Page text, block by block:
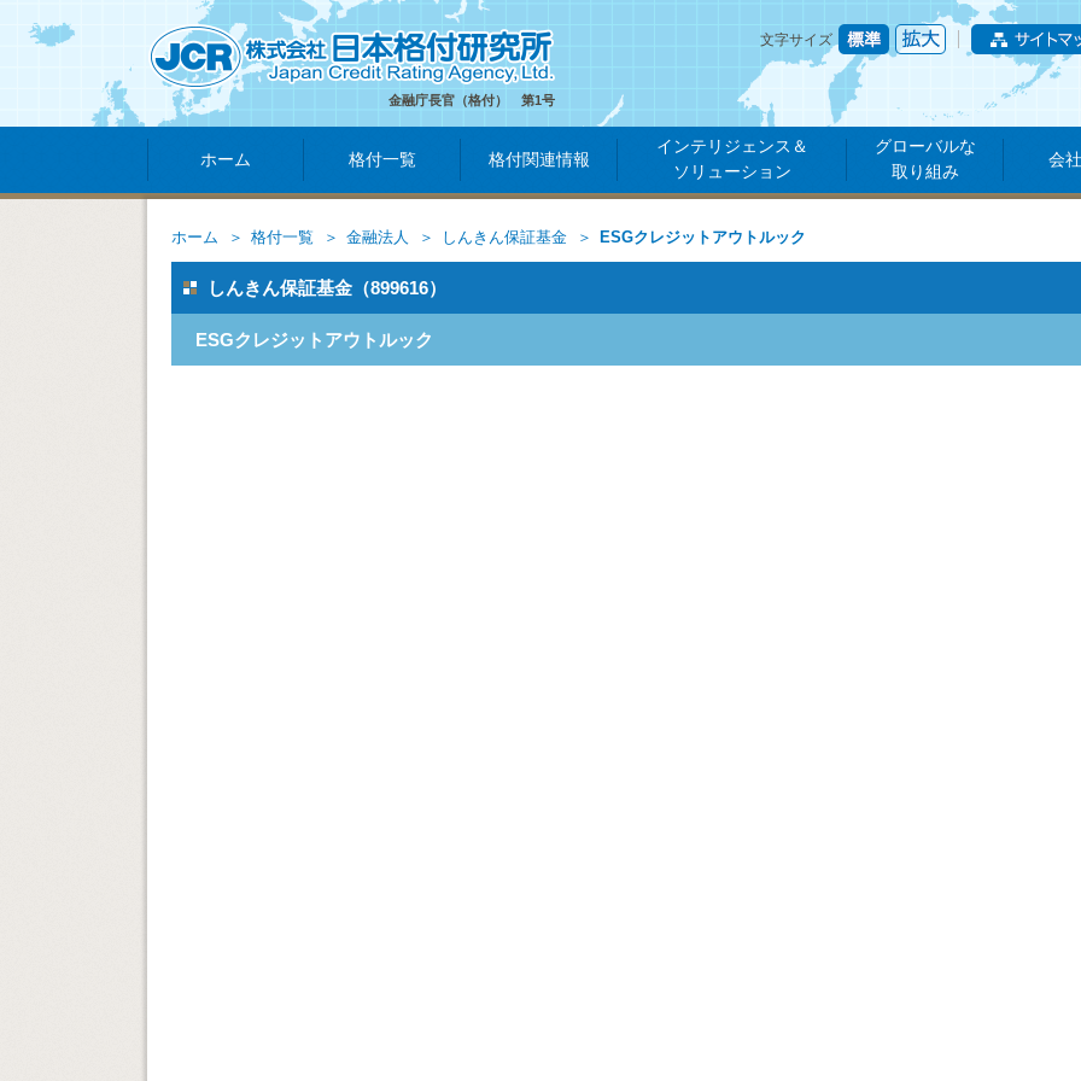
金融庁長官（格付） 第1号
文字サイズ
ホーム 格付一覧 格付関連情報
インテリジェンス＆
ソリューション
グローバルな
取り組み
会
ホーム 格付一覧 金融法人 しんきん保証基金 ESGクレジットアウトルック
しんきん保証基金（899616）
ESGクレジットアウトルック